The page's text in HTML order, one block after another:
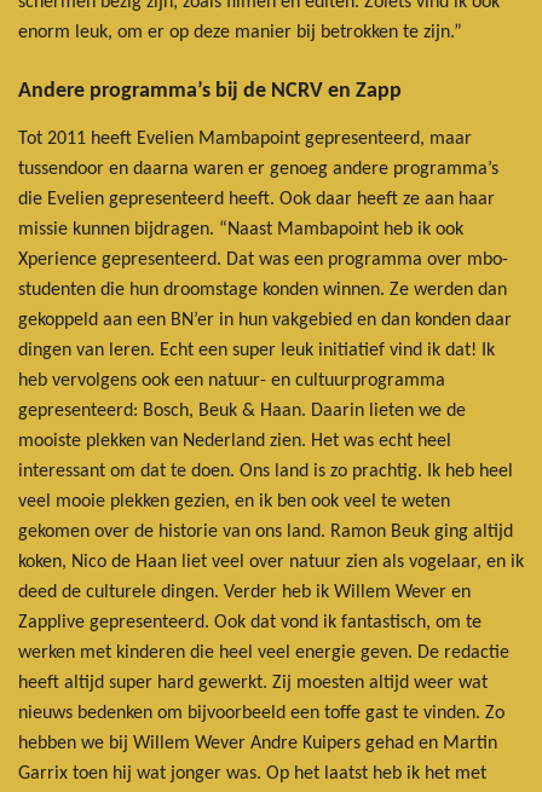
enorm leuk, om er op deze manier bij betrokken te zijn.”
Andere programma’s bij de NCRV en Zapp
Tot 2011 heeft Evelien Mambapoint gepresenteerd, maar
tussendoor en daarna waren er genoeg andere programma’s
die Evelien gepresenteerd heeft. Ook daar heeft ze aan haar
missie kunnen bijdragen. “Naast Mambapoint heb ik ook
Xperience gepresenteerd. Dat was een programma over mbo-
studenten die hun droomstage konden winnen. Ze werden dan
gekoppeld aan een BN’er in hun vakgebied en dan konden daar
dingen van leren. Echt een super leuk initiatief vind ik dat! Ik
heb vervolgens ook een natuur- en cultuurprogramma
gepresenteerd: Bosch, Beuk & Haan. Daarin lieten we de
mooiste plekken van Nederland zien. Het was echt heel
interessant om dat te doen. Ons land is zo prachtig. Ik heb heel
veel mooie plekken gezien, en ik ben ook veel te weten
gekomen over de historie van ons land. Ramon Beuk ging altijd
koken, Nico de Haan liet veel over natuur zien als vogelaar, en ik
deed de culturele dingen. Verder heb ik Willem Wever en
Zapplive gepresenteerd. Ook dat vond ik fantastisch, om te
werken met kinderen die heel veel energie geven. De redactie
heeft altijd super hard gewerkt. Zij moesten altijd weer wat
nieuws bedenken om bijvoorbeeld een toffe gast te vinden. Zo
hebben we bij Willem Wever Andre Kuipers gehad en Martin
Garrix toen hij wat jonger was. Op het laatst heb ik het met